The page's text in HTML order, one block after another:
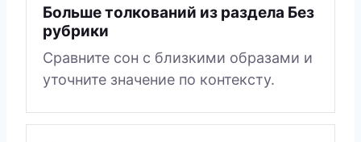
Больше толкований из раздела Без
рубрики
Сравните сон с близкими образами и
уточните значение по контексту.